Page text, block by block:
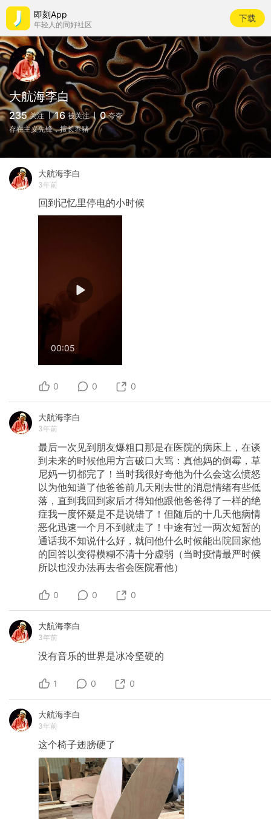
即刻App
年轻人的同好社区
下载
大航海李白
235 关注 16 被关注 0 夸夸
存在主义先锋，擅长养猪
大航海李白
3年前
回到记忆里停电的小时候
00:05
0 0 0
大航海李白
3年前
最后一次见到朋友爆粗口那是在医院的病床上，在谈
到未来的时候他用方言破口大骂：真他妈的倒霉，草
尼妈一切都完了！当时我很好奇他为什么会这么愤怒
以为他知道了他爸爸前几天刚去世的消息情绪有些低
落，直到我回到家后才得知他跟他爸爸得了一样的绝
症我一度怀疑是不是说错了！但随后的十几天他病情
恶化迅速一个月不到就走了！中途有过一两次短暂的
通话我不知说什么好，就问他什么时候能出院回家他
的回答以变得模糊不清十分虚弱（当时疫情最严时候
所以也没办法再去省会医院看他）
0 0 0
大航海李白
3年前
没有音乐的世界是冰冷坚硬的
1 0 0
大航海李白
3年前
这个椅子翅膀硬了